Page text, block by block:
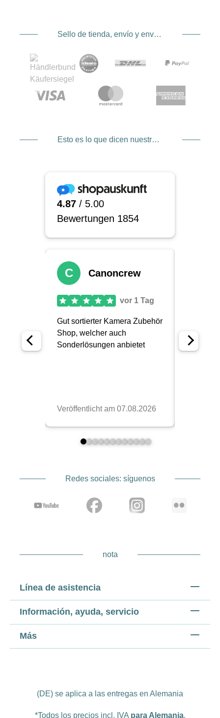
Sello de tienda, envío y envío. Proveedor de servicios de pago
Esto es lo que dicen nuestros clientes
Redes sociales: síguenos
nota
Línea de asistencia
Información, ayuda, servicio
Más
(DE) se aplica a las entregas en Alemania
*Todos los precios incl. IVA para Alemania.